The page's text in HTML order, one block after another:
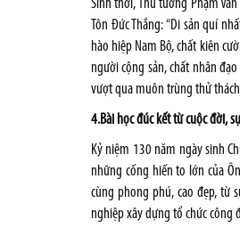
Sinh thời, Thủ tướng Phạm
Tôn Đức Thắng: “Di sản quí
hào hiệp Nam Bộ, chất kiên
người cộng sản, chất nhân
vượt qua muôn trùng thử
4.Bài học đúc kết từ cuộc đời,
Kỷ niệm 130 năm ngày sinh
những cống hiến to lớn của
cùng phong phú, cao đẹp, từ
nghiệp xây dựng tổ chức công